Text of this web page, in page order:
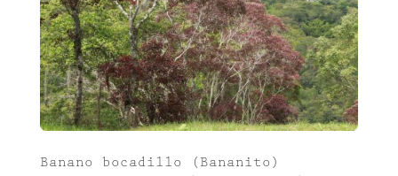
Banano bocadillo (Bananito)